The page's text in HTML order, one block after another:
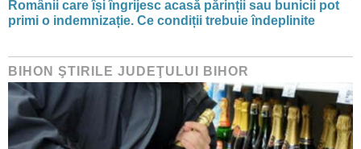
Românii care își îngrijesc acasă părinții sau bunicii pot
primi o indemnizație. Ce condiții trebuie îndeplinite
BIHON ŞTIRILE JUDEŢULUI BIHOR